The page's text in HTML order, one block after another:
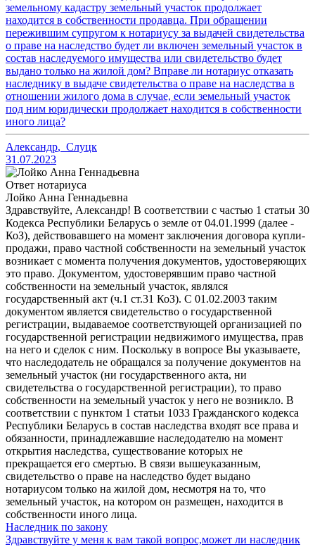
земельному кадастру земельный участок продолжает
находится в собственности продавца. При обращении
пережившим супругом к нотариусу за выдачей свидетельства
о праве на наследство будет ли включен земельный участок в
состав наследуемого имущества или свидетельство будет
выдано только на жилой дом? Вправе ли нотариус отказать
наследнику в выдаче свидетельства о праве на наследства в
отношении жилого дома в случае, если земельный участок
под ним юридически продолжает находится в собственности
иного лица?
Александр, Слуцк
31.07.2023
Ответ нотариуса
Лойко Анна Геннадьевна
Здравствуйте, Александр! В соответствии с частью 1 статьи 30
Кодекса Республики Беларусь о земле от 04.01.1999 (далее -
КоЗ), действовавшего на момент заключения договора купли-
продажи, право частной собственности на земельный участок
возникает с момента получения документов, удостоверяющих
это право. Документом, удостоверявшим право частной
собственности на земельный участок, являлся
государственный акт (ч.1 ст.31 КоЗ). С 01.02.2003 таким
документом является свидетельство о государственной
регистрации, выдаваемое соответствующей организацией по
государственной регистрации недвижимого имущества, прав
на него и сделок с ним. Поскольку в вопросе Вы указываете,
что наследодатель не обращался за получение документов на
земельный участок (ни государственного акта, ни
свидетельства о государственной регистрации), то право
собственности на земельный участок у него не возникло. В
соответствии с пунктом 1 статьи 1033 Гражданского кодекса
Республики Беларусь в состав наследства входят все права и
обязанности, принадлежавшие наследодателю на момент
открытия наследства, существование которых не
прекращается его смертью. В связи вышеуказанным,
свидетельство о праве на наследство будет выдано
нотариусом только на жилой дом, несмотря на то, что
земельный участок, на котором он размещен, находится в
собственности иного лица.
Наследник по закону
Здравствуйте у меня к вам такой вопрос,может ли наследник